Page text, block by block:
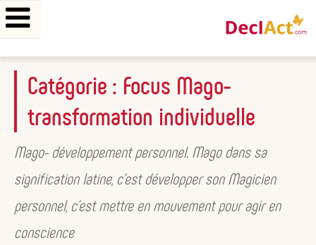
Aller
contenu
principal
Catégorie : Focus Mago-
transformation individuelle
Mago- développement personnel. Mago dans sa
signification latine, c’est développer son Magicien
personnel, c’est mettre en mouvement pour agir en
conscience